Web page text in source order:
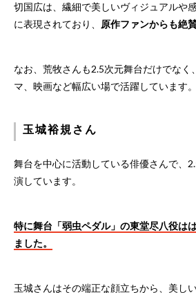
切国広は、繊細で美しいヴィジュアルや
に表現されており、 原作ファンからも絶
なお、荒牧さんも2.5次元舞台だけでなく
マ、映画など幅広い場で活躍しています。
玉城裕規さん
舞台を中心に活動している俳優さんで、
演しています。
特に舞台「弱虫ペダル」の東堂尽八役は
ました。
玉城さんはその端正な顔立ちから、美し